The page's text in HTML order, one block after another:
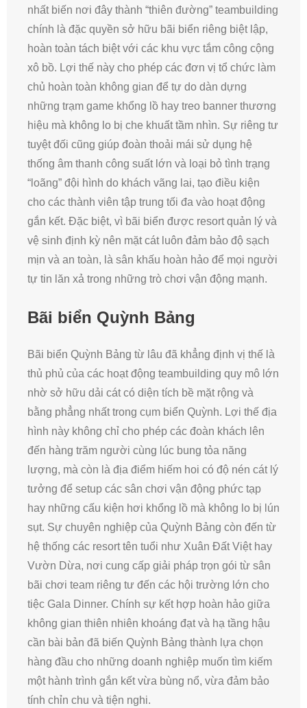
nhất biến nơi đây thành “thiên đường” teambuilding
chính là đặc quyền sở hữu bãi biển riêng biệt lập,
hoàn toàn tách biệt với các khu vực tắm công cộng
xô bồ. Lợi thế này cho phép các đơn vị tổ chức làm
chủ hoàn toàn không gian để tự do dàn dựng
những trạm game khổng lồ hay treo banner thương
hiệu mà không lo bị che khuất tầm nhìn. Sự riêng tư
tuyệt đối cũng giúp đoàn thoải mái sử dụng hệ
thống âm thanh công suất lớn và loại bỏ tình trạng
“loãng” đội hình do khách vãng lai, tạo điều kiện
cho các thành viên tập trung tối đa vào hoạt động
gắn kết. Đặc biệt, vì bãi biển được resort quản lý và
vệ sinh định kỳ nên mặt cát luôn đảm bảo độ sạch
mịn và an toàn, là sân khấu hoàn hảo để mọi người
tự tin lăn xả trong những trò chơi vận động mạnh.
Bãi biển Quỳnh Bảng
Bãi biển Quỳnh Bảng từ lâu đã khẳng định vị thế là
thủ phủ của các hoạt động teambuilding quy mô lớn
nhờ sở hữu dải cát có diện tích bề mặt rộng và
bằng phẳng nhất trong cụm biển Quỳnh. Lợi thế địa
hình này không chỉ cho phép các đoàn khách lên
đến hàng trăm người cùng lúc bung tỏa năng
lượng, mà còn là địa điểm hiếm hoi có độ nén cát lý
tưởng để setup các sân chơi vận động phức tạp
hay những cấu kiện hơi khổng lồ mà không lo bị lún
sụt. Sự chuyên nghiệp của Quỳnh Bảng còn đến từ
hệ thống các resort tên tuổi như Xuân Đất Việt hay
Vườn Dừa, nơi cung cấp giải pháp trọn gói từ sân
bãi chơi team riêng tư đến các hội trường lớn cho
tiệc Gala Dinner. Chính sự kết hợp hoàn hảo giữa
không gian thiên nhiên khoáng đạt và hạ tầng hậu
cần bài bản đã biến Quỳnh Bảng thành lựa chọn
hàng đầu cho những doanh nghiệp muốn tìm kiếm
một hành trình gắn kết vừa bùng nổ, vừa đảm bảo
tính chỉn chu và tiện nghi.